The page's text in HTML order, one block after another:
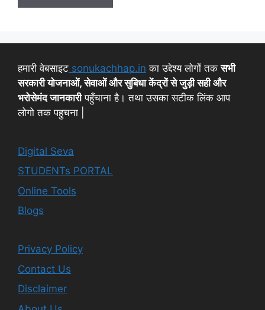
हमारी वेबसाइट sonukachhap.in का उद्देश्य लोगों तकसभी
सरकारी योजनाओं, सेवाओं और सुबिधा केंद्रों से जुड़ी सही और
भरोसेमंद जानकारीपहुँचाना है। तथा उसका सटीक लिंक आप
लोगो तक पहुचना |
Digital Seva
STUDENTs PORTAL
Online Tools
Blogs
Privacy Policy
Contact Us
Disclaimer